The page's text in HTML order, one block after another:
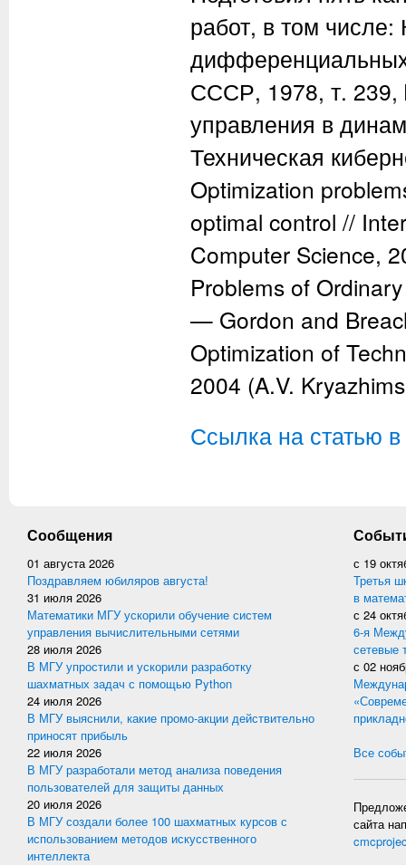
работ, в том
СССР, 1978, т.
управления в
Техническая
Optimization
optimal control //
Computer Science,
Problems of
— Gordon and
Optimization of
2004 (A.V.
Ссылка на статью
Сообщения
01 августа 2026
Поздравляем юбиляров августа!
31 июля 2026
Математики МГУ ускорили обучение систем
управления вычислительными сетями
28 июля 2026
В МГУ упростили и ускорили разработку
шахматных задач с помощью Python
24 июля 2026
В МГУ выяснили, какие промо-акции действительно
приносят прибыль
22 июля 2026
В МГУ разработали метод анализа поведения
пользователей для защиты данных
20 июля 2026
В МГУ создали более 100 шахматных курсов с
использованием методов искусственного
интеллекта
с 19
Третья
в
с 24
6-я
сетевые
с 02
Все
сайта